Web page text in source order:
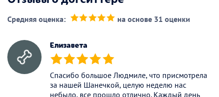
Средняя оценка: на основе 31 оценки
Елизавета
(*) (*) (*) (*) (*)
Спасибо большое Людмиле, что присмотрела
за нашей Шанечкой, целую неделю нас
небыло, все прошло отлично. Каждый день